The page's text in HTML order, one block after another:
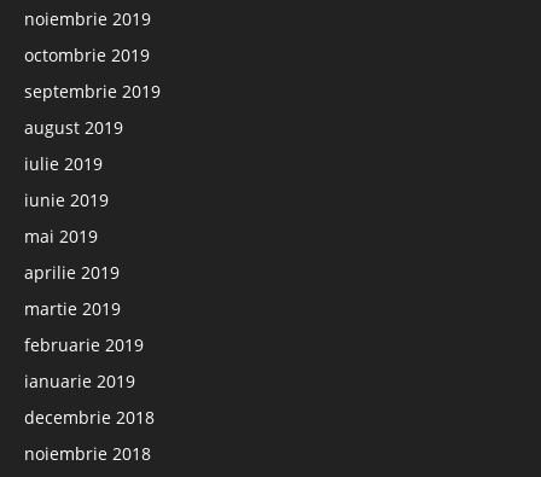
noiembrie 2019
octombrie 2019
septembrie 2019
august 2019
iulie 2019
iunie 2019
mai 2019
aprilie 2019
martie 2019
februarie 2019
ianuarie 2019
decembrie 2018
noiembrie 2018